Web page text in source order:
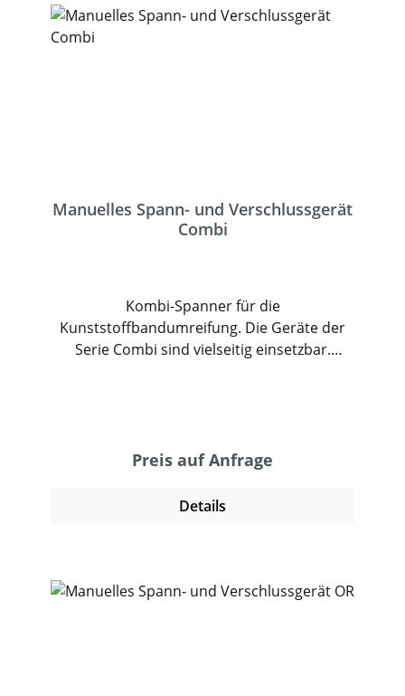
Manuelles Spann- und Verschlussgerät
Combi
Kombi-Spanner für die
Kunststoffbandumreifung. Die Geräte der
Serie Combi sind vielseitig einsetzbar.
sicheres und vor allem ergonomisches
Umreifungsprozess sind die auch mit einem
Kunststoffband. Übersichtliche
Preis auf Anfrage
Details